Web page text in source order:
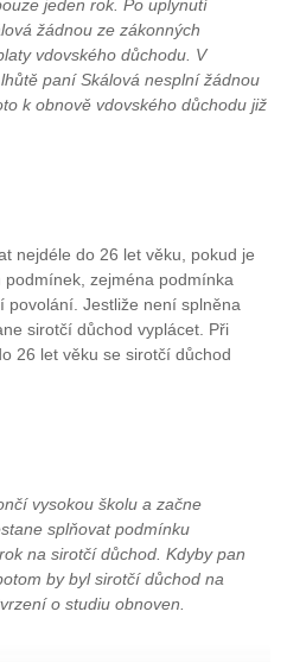
jeden rok. Po uplynutí
žádnou ze zákonných
vdovského důchodu. V
paní Skálová nesplní žádnou
k obnově vdovského důchodu již
nejdéle do 26 let věku, pokud je
zejména podmínka
povolání. Jestliže není splněna
sirotčí důchod vyplácet. Při
26 let věku se sirotčí důchod
vysokou školu a začne
splňovat podmínku
na sirotčí důchod. Kdyby pan
by byl sirotčí důchod na
o studiu obnoven.